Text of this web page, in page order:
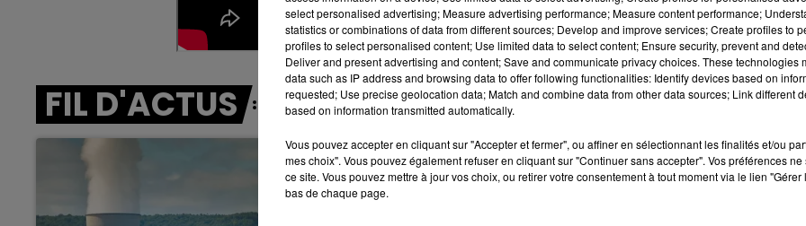
FIL D'ACTUS
select personalised advertising; Measure advertising performance; Measure content performance;
statistics or combinations of data from different sources; Develop and improve services; Create profiles to
profiles to select personalised content; Use limited data to select content; Ensure security, prevent and
Deliver and present advertising and content; Save and communicate privacy choices. These technologies
data such as IP address and browsing data to offer following functionalities: Identify devices based on
requested; Use precise geolocation data; Match and combine data from other data sources; Link different
based on information transmitted automatically.
Vous pouvez accepter en cliquant sur "Accepter et fermer", ou affiner en sélectionnant les finalités et/ou
mes choix". Vous pouvez également refuser en cliquant sur "Continuer sans accepter". Vos préférences
ce site. Vous pouvez mettre à jour vos choix, ou retirer votre consentement à tout moment via le lien
bas de chaque page.